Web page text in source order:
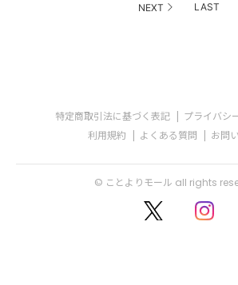
NEXT LAST
特定商取引法に基づく表記
プライバシ
利用規約
よくある質問 お問
© ことよりモール all rights